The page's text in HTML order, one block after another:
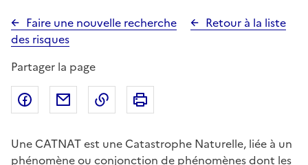
Faire une nouvelle recherche
Retour à la liste
des risques
Partager la page
Partager sur Facebook
Partager par emailCopier dans le presse-papier
Une CATNAT est une Catastrophe Naturelle, liée à un
phénomène ou conjonction de phénomènes dont les